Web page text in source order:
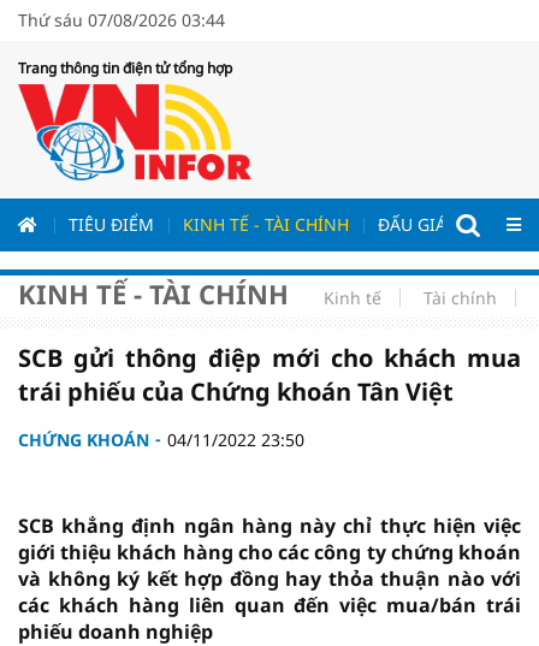
Thứ sáu 07/08/2026 03:44
Trang thông tin điện tử tổng hợp
TIÊU ĐIỂM KINH TẾ - TÀI CHÍNH ĐẤU GIÁ - ĐẤU
KINH TẾ - TÀI CHÍNH Kinh tế Tài chính
SCB gửi thông điệp mới cho khách mua
trái phiếu của Chứng khoán Tân Việt
CHỨNG KHOÁN 04/11/2022 23:50
SCB khẳng định ngân hàng này chỉ thực hiện việc
giới thiệu khách hàng cho các công ty chứng khoán
và không ký kết hợp đồng hay thỏa thuận nào với
các khách hàng liên quan đến việc mua/bán trái
phiếu doanh nghiệp